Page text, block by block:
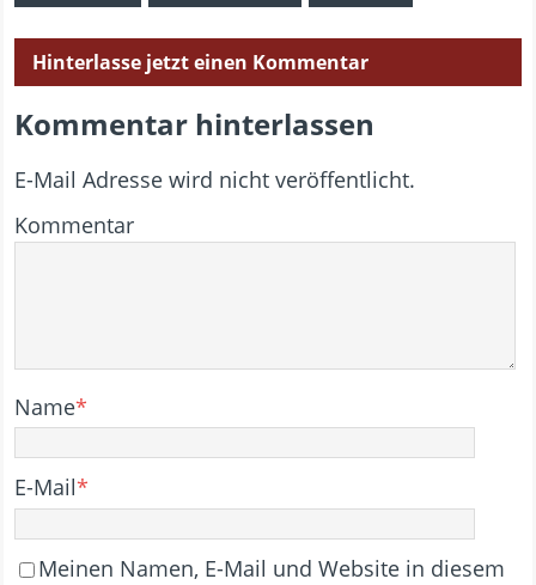
Hinterlasse jetzt einen Kommentar
Kommentar hinterlassen
E-Mail Adresse wird nicht veröffentlicht.
Kommentar
Name*
E-Mail*
Meinen Namen, E-Mail und Website in diesem